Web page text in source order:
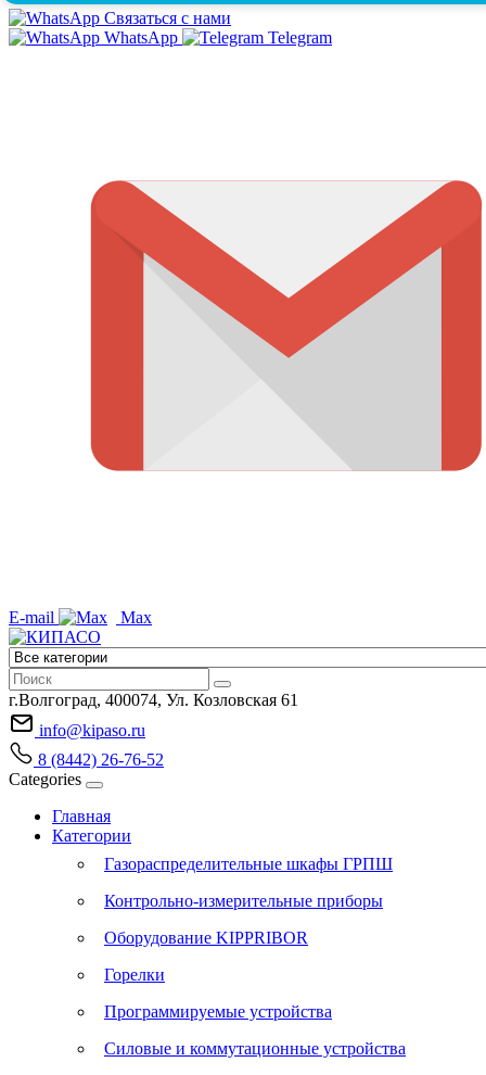
Связаться с нами
WhatsApp
Telegram
E-mail Max
г.Волгоград, 400074, Ул. Козловская 61
info@kipaso.ru
8 (8442) 26-76-52
Categories
Главная
Категории
Газораспределительные шкафы ГРПШ
Контрольно-измерительные приборы
Оборудование KIPPRIBOR
Горелки
Программируемые устройства
Силовые и коммутационные устройства